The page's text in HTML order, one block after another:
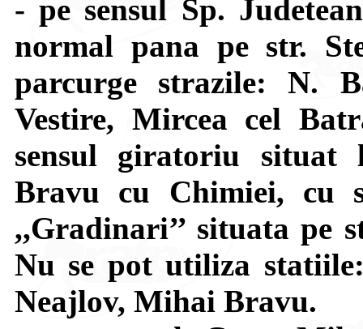
- pe sensul Sp.
normal pana pe str.
parcurge strazile: N.
Vestire, Mircea cel
sensul giratoriu situat
Bravu cu Chimiei, cu
,,Gradinari’’ situata pe
Nu se pot utiliza
Neajlov, Mihai Bravu.